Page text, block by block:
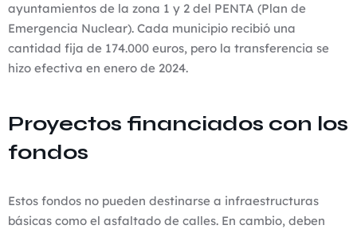
ayuntamientos de la zona 1 y 2 del PENTA (Plan de
Emergencia Nuclear). Cada municipio recibió una
cantidad fija de 174.000 euros, pero la transferencia se
hizo efectiva en enero de 2024.
Proyectos financiados con los
fondos
Estos fondos no pueden destinarse a infraestructuras
básicas como el asfaltado de calles. En cambio, deben